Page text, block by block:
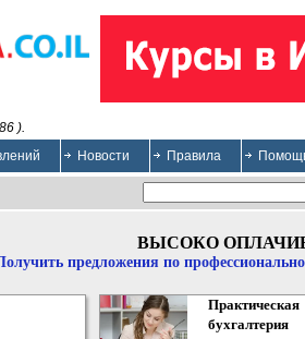
).
Новости Правила
ВЫСОКО
предложения по
Практическая
бухгалтерия